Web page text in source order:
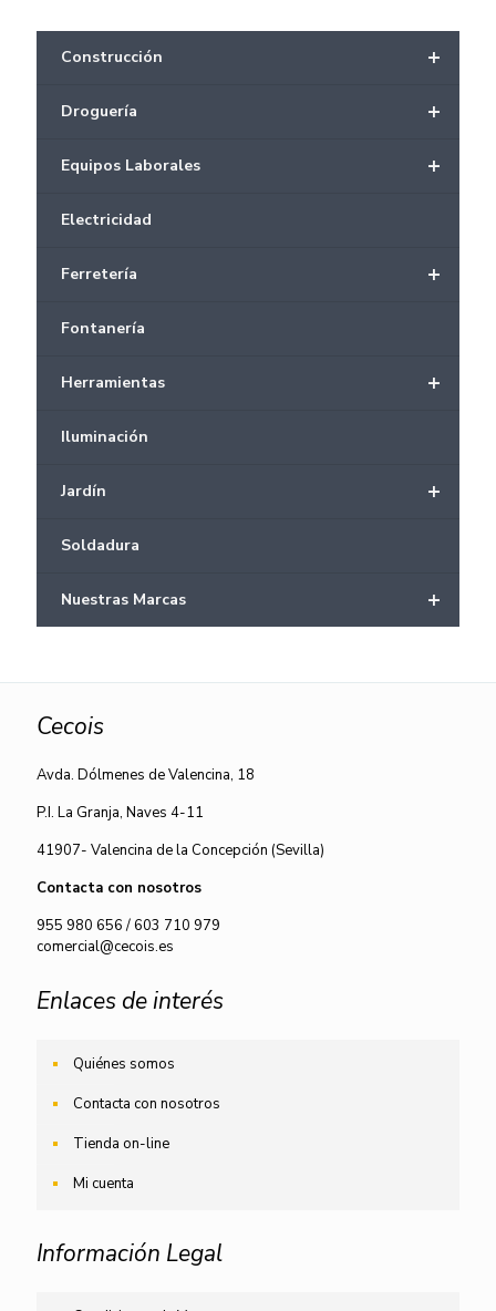
+
Construcción
+
Droguería
+
Equipos Laborales
Electricidad
+
Ferretería
Fontanería
+
Herramientas
Iluminación
+
Jardín
Soldadura
+
Nuestras Marcas
Cecois
Avda. Dólmenes de Valencina, 18
P.I. La Granja, Naves 4-11
41907- Valencina de la Concepción (Sevilla)
Contacta con nosotros
955 980 656/603 710 979
comercial@cecois.es
Enlaces de interés
Quiénes somos
Contacta con nosotros
Tienda on-line
Mi cuenta
Información Legal